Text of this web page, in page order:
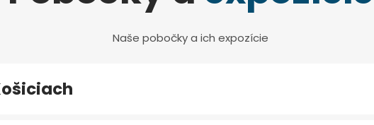
Naše pobočky a ich expozície